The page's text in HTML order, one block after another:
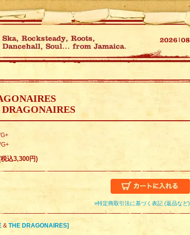
込3,300円)
»特定商取引法に基づく表記 (返品など)
& THE DRAGONAIRES]